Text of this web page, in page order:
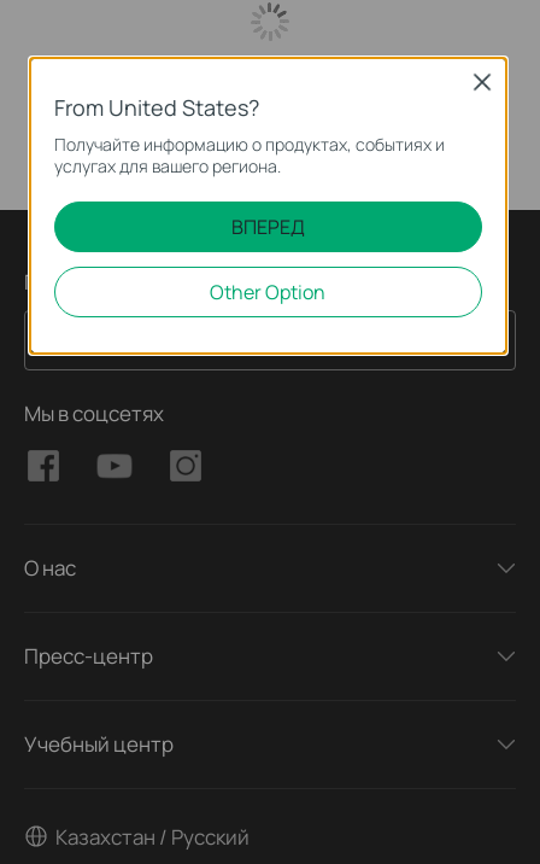
Подпишитесь на рассылку
Мы в соцсетях
О нас
Пресс-центр
Учебный центр
Казахстан / Русский
From United States?
Получайте информацию о продуктах, событиях и
услугах для вашего региона.
ВПЕРЕД
Other Option
Close